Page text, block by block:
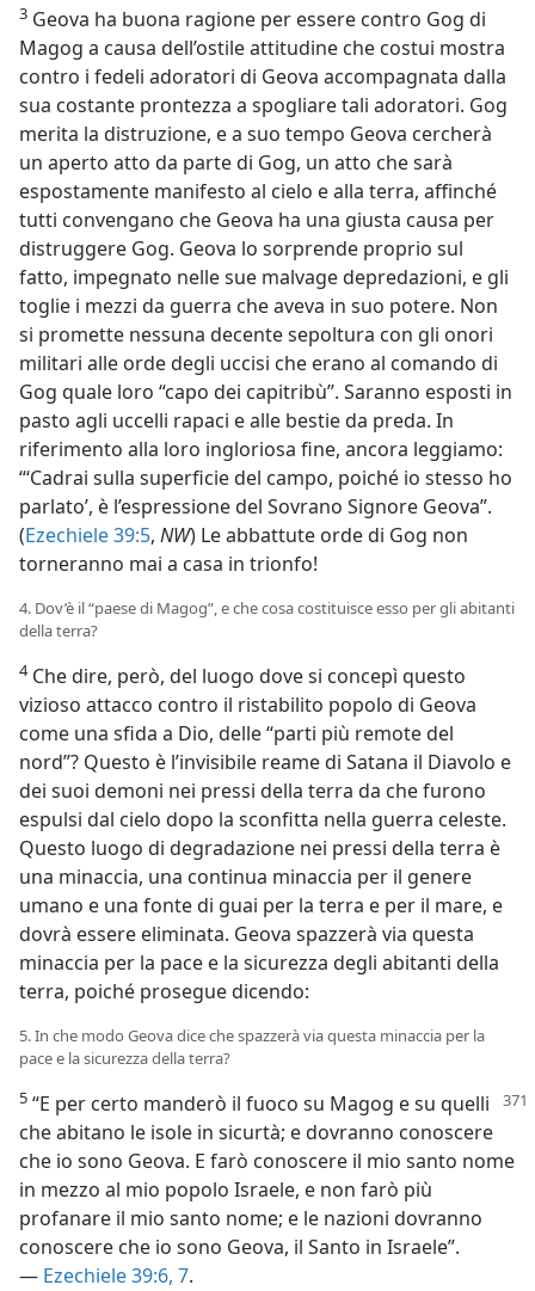
3 Geova ha buona ragione per essere contro Gog di
Magog a causa dell’ostile attitudine che costui mostra
contro i fedeli adoratori di Geova accompagnata dalla
sua costante prontezza a spogliare tali adoratori. Gog
merita la distruzione, e a suo tempo Geova cercherà
un aperto atto da parte di Gog, un atto che sarà
espostamente manifesto al cielo e alla terra, affinché
tutti convengano che Geova ha una giusta causa per
distruggere Gog. Geova lo sorprende proprio sul
fatto, impegnato nelle sue malvage depredazioni, e gli
toglie i mezzi da guerra che aveva in suo potere. Non
si promette nessuna decente sepoltura con gli onori
militari alle orde degli uccisi che erano al comando di
Gog quale loro “capo dei capitribù”. Saranno esposti in
pasto agli uccelli rapaci e alle bestie da preda. In
riferimento alla loro ingloriosa fine, ancora leggiamo:
“‘Cadrai sulla superficie del campo, poiché io stesso ho
parlato’, è l’espressione del Sovrano Signore Geova”.
(Ezechiele 39:5, NW) Le abbattute orde di Gog non
torneranno mai a casa in trionfo!
4. Dov’è il “paese di Magog”, e che cosa costituisce esso per gli abitanti
della terra?
4Che dire, però, del luogo dove si concepì questo
vizioso attacco contro il ristabilito popolo di Geova
come una sfida a Dio, delle “parti più remote del
nord”? Questo è l’invisibile reame di Satana il Diavolo e
dei suoi demoni nei pressi della terra da che furono
espulsi dal cielo dopo la sconfitta nella guerra celeste.
Questo luogo di degradazione nei pressi della terra è
una minaccia, una continua minaccia per il genere
umano e una fonte di guai per la terra e per il mare, e
dovrà essere eliminata. Geova spazzerà via questa
minaccia per la pace e la sicurezza degli abitanti della
terra, poiché prosegue dicendo:
5. In che modo Geova dice che spazzerà via questa minaccia per la
pace e la sicurezza della terra?
5 “E per certo manderò il fuoco su Magog e su quelli
che abitano le isole in sicurtà; e dovranno conoscere
che io sono Geova. E farò conoscere il mio santo nome
in mezzo al mio popolo Israele, e non farò più
profanare il mio santo nome; e le nazioni dovranno
conoscere che io sono Geova, il Santo in Israele”.
— Ezechiele 39:6, 7.